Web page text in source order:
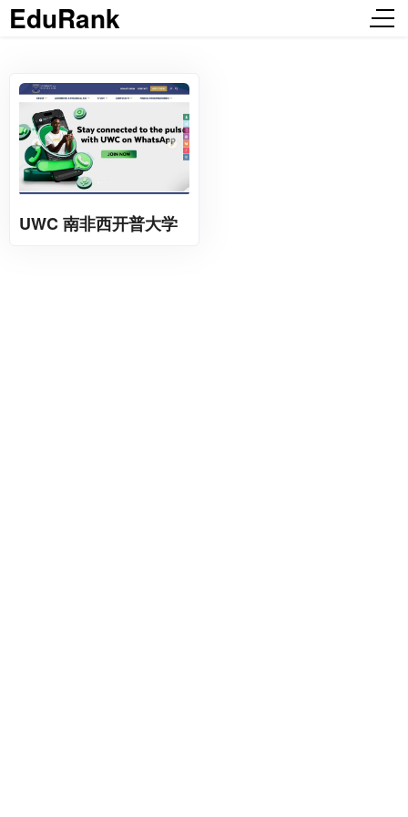
EduRank
UWC 南非西开普大学